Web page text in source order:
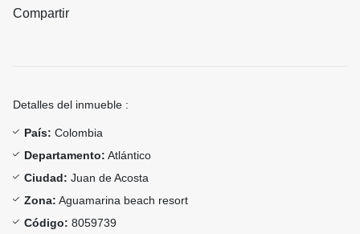
Compartir
Detalles del inmueble :
País: Colombia
Departamento: Atlántico
Ciudad: Juan de Acosta
Zona: Aguamarina beach resort
Código: 8059739